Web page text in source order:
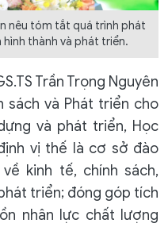
nêu tóm tắt quá trình phát
hình thành và phát triển.
Trần Trọng Nguyên
sách và Phát triển cho
và phát triển, Học
vị thế là cơ sở đào
kinh tế, chính sách,
triển; đóng góp tích
nhân lực chất lượng